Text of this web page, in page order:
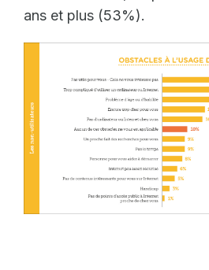
ans et plus (53%).